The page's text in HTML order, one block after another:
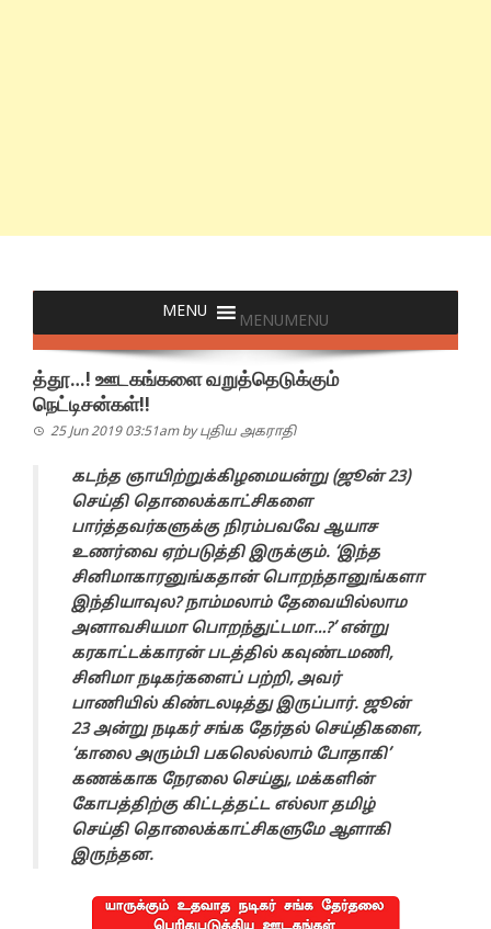
MENUMENU
த்தூ…! ஊடகங்களை வறுத்தெடுக்கும்
நெட்டிசன்கள்!!
25 Jun 2019 03:51am byபுதிய அகராதி
கடந்த ஞாயிற்றுக்கிழமையன்று (ஜூன் 23)
செய்தி தொலைக்காட்சிகளை
பார்த்தவர்களுக்கு நிரம்பவவே ஆயாச
உணர்வை ஏற்படுத்தி இருக்கும். ‘இந்த
சினிமாகாரனுங்கதான் பொறந்தானுங்களா
இந்தியாவுல? நாம்மலாம் தேவையில்லாம
அனாவசியமா பொறந்துட்டமா…?’ என்று
கரகாட்டக்காரன் படத்தில் கவுண்டமணி,
சினிமா நடிகர்களைப் பற்றி, அவர்
பாணியில் கிண்டலடித்து இருப்பார். ஜூன்
23 அன்று நடிகர் சங்க தேர்தல் செய்திகளை,
‘காலை அரும்பி பகலெல்லாம் போதாகி’
கணக்காக நேரலை செய்து, மக்களின்
கோபத்திற்கு கிட்டத்தட்ட எல்லா தமிழ்
செய்தி தொலைக்காட்சிகளுமே ஆளாகி
இருந்தன.